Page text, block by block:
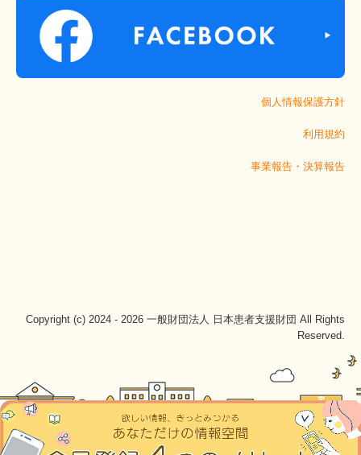
個人情報保護方針
利用規約
事業報告・決算報告
Copyright (c) 2024 - 2026 一般財団法人 日本患者支援財団 All Rights
Reserved.